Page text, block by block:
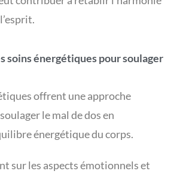
soins énergétiques pour soulager
offrent une approche
le mal de dos en
énergétique du corps.
sur les aspects émotionnels et